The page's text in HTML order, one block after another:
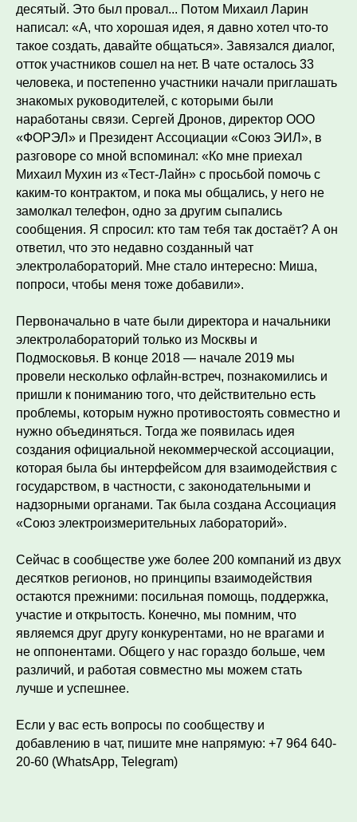
десятый. Это был провал... Потом Михаил Ларин
написал: «А, что хорошая идея, я давно хотел что-то
такое создать, давайте общаться». Завязался диалог,
отток участников сошел на нет. В чате осталось 33
человека, и постепенно участники начали приглашать
знакомых руководителей, с которыми были
наработаны связи. Сергей Дронов, директор ООО
«ФОРЭЛ» и Президент Ассоциации «Союз ЭИЛ», в
разговоре со мной вспоминал: «Ко мне приехал
Михаил Мухин из «Тест-Лайн» с просьбой помочь с
каким-то контрактом, и пока мы общались, у него не
замолкал телефон, одно за другим сыпались
сообщения. Я спросил: кто там тебя так достаёт? А он
ответил, что это недавно созданный чат
электролабораторий. Мне стало интересно: Миша,
попроси, чтобы меня тоже добавили».
Первоначально в чате были директора и начальники
электролабораторий только из Москвы и
Подмосковья. В конце 2018 — начале 2019 мы
провели несколько офлайн-встреч, познакомились и
пришли к пониманию того, что действительно есть
проблемы, которым нужно противостоять совместно и
нужно объединяться. Тогда же появилась идея
создания официальной некоммерческой ассоциации,
которая была бы интерфейсом для взаимодействия с
государством, в частности, с законодательными и
надзорными органами. Так была создана Ассоциация
«Союз электроизмерительных лабораторий».
Сейчас в сообществе уже более 200 компаний из двух
десятков регионов, но принципы взаимодействия
остаются прежними: посильная помощь, поддержка,
участие и открытость. Конечно, мы помним, что
являемся друг другу конкурентами, но не врагами и
не оппонентами. Общего у нас гораздо больше, чем
различий, и работая совместно мы можем стать
лучше и успешнее.
Если у вас есть вопросы по сообществу и
добавлению в чат, пишите мне напрямую: +7 964 640-
20-60 (WhatsApp, Telegram)